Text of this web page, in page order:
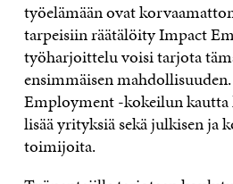
työelämään ovat
tarpeisiin räätälöity Impact
työharjoittelu voisi tarjota
ensimmäisen
Employment -kokeilun kautta
lisää yrityksiä sekä julkisen ja
toimijoita.